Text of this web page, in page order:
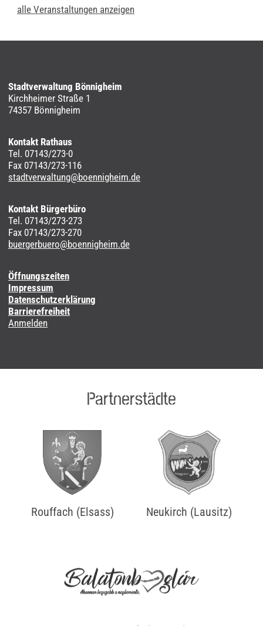
alle Veranstaltungen anzeigen
Stadtverwaltung Bönnigheim
Kirchheimer Straße 1
74357 Bönnigheim
Kontakt Rathaus
Tel. 07143/273-0
Fax 07143/273-116
stadtverwaltung@boennigheim.de
Kontakt Bürgerbüro
Tel. 07143/273-273
Fax 07143/273-270
buergerbuero@boennigheim.de
Öffnungszeiten
Impressum
Datenschutzerklärung
Barrierefreiheit
Anmelden
Partnerstädte
Rouffach (Elsass) Neukirch (Lausitz)